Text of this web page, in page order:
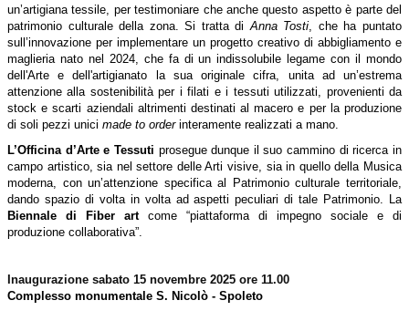
un’artigiana tessile, per testimoniare che anche questo aspetto è parte del
patrimonio culturale della zona. Si tratta diAnna Tosti, che ha puntato
sull’innovazione per implementare un progetto creativo di abbigliamento e
maglieria nato nel 2024, che fa di un indissolubile legame con il mondo
dell'Arte e dell'artigianato la sua originale cifra, unita ad un’estrema
attenzione alla sostenibilità per i filati e i tessuti utilizzati, provenienti da
stock e scarti aziendali altrimenti destinati al macero e per la produzione
di soli pezzi unici made to order interamente realizzati a mano.
L’Officina d’Arte e Tessuti prosegue dunque il suo cammino di ricerca in
campo artistico, sia nel settore delle Arti visive, sia in quello della Musica
moderna, con un’attenzione specifica al Patrimonio culturale territoriale,
dando spazio di volta in volta ad aspetti peculiari di tale Patrimonio. La
Biennale di Fiber artcome “piattaforma di impegno sociale e di
produzione collaborativa”.
Inaugurazione sabato 15 novembre 2025 ore 11.00
Complesso monumentale S. Nicolò - Spoleto